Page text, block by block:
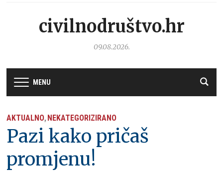
civilnodruštvo.hr
09.08.2026.
MENU
AKTUALNO, NEKATEGORIZIRANO
Pazi kako pričaš
promjenu!